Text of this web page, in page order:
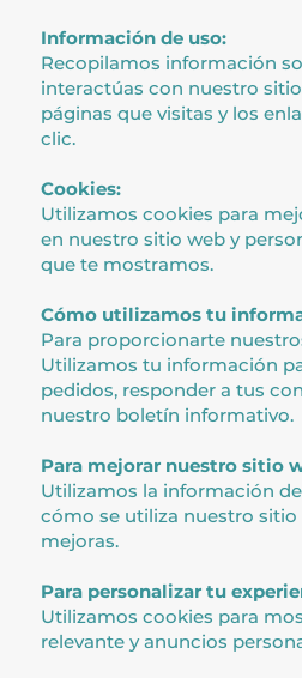
Información de uso:
Recopilamos información
interactúas con nuestro
páginas que visitas y los
clic.
Cookies:
Utilizamos cookies para
en nuestro sitio web y
que te mostramos.
Cómo utilizamos tu
Para proporcionarte
Utilizamos tu información
pedidos, responder a tus
nuestro boletín informativo.
Para mejorar nuestro sitio
Utilizamos la información
cómo se utiliza nuestro sitio
mejoras.
Para personalizar tu
Utilizamos cookies para
relevante y anuncios